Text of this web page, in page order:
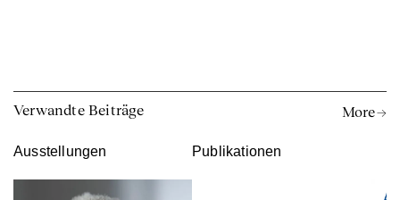
Verwandte Beiträge More →
Ausstellungen Publikationen